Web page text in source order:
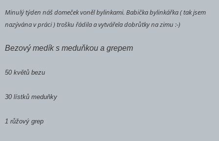
Minulý týden náš domeček voněl bylinkami. Babička bylinkářka ( tak jsem
nazývána v práci ) trošku řádila a vytvářela dobrůtky na zimu :-)
Bezový medík s meduňkou a grepem
50 květů bezu
30 lístků meduňky
1 růžový grep